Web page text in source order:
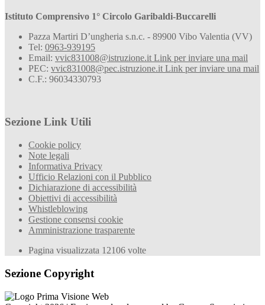
Istituto Comprensivo 1° Circolo Garibaldi-Buccarelli
Pazza Martiri D’ungheria s.n.c. - 89900 Vibo Valentia (VV)
Tel: 0963-939195
Email: vvic831008@istruzione.it Link per inviare una mail
PEC: vvic831008@pec.istruzione.it Link per inviare una mail
C.F.: 96034330793
Sezione Link Utili
Cookie policy
Note legali
Informativa Privacy
Ufficio Relazioni con il Pubblico
Dichiarazione di accessibilità
Obiettivi di accessibilità
Whistleblowing
Gestione consensi cookie
Amministrazione trasparente
Pagina visualizzata 12106 volte
Sezione Copyright